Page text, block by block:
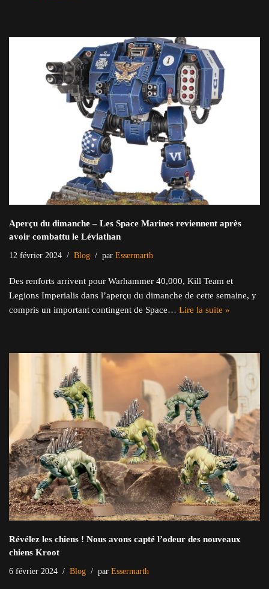
Aperçu du dimanche – Les Space Marines reviennent après
avoir combattu le Léviathan
12 février 2024 Blog par Essermarth
Des renforts arrivent pour Warhammer 40,000, Kill Team et
Legions Imperialis dans l’aperçu du dimanche de cette semaine, y
compris un important contingent de Space… Lire la suite »
Révélez les chiens ! Nous avons capté l’odeur des nouveaux
chiens Kroot
6 février 2024 Blog par Essermarth